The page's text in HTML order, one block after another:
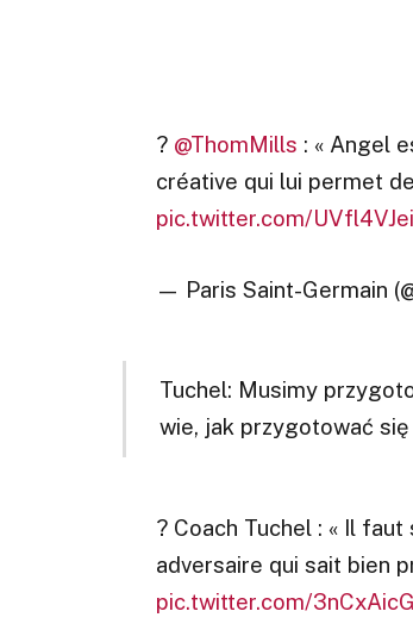
? @ThomMills : « Angel
créative qui lui permet
pic.twitter.com/
— Paris Saint-Germain
Tuchel: Musimy
wie, jak przygotować
? Coach Tuchel : « Il
adversaire qui sait bien
pic.twitter.com/